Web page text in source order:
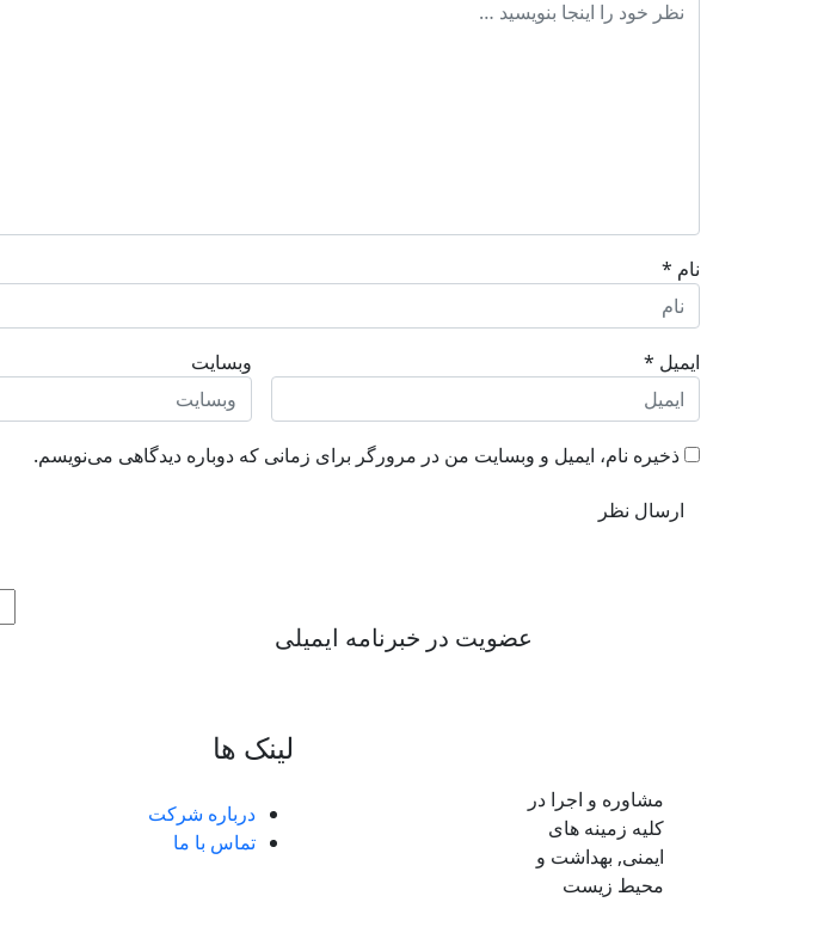
نام *
ایمیل * وبسایت
ذخیره نام، ایمیل و وبسایت من در مرورگر برای زمانی که دوباره دیدگاهی می‌نویسم.
عضویت در خبرنامه ایمیلی
مشاوره و اجرا در
کلیه زمینه های
ایمنی, بهداشت و
محیط زیست
لینک ها
درباره شرکت
تماس با ما